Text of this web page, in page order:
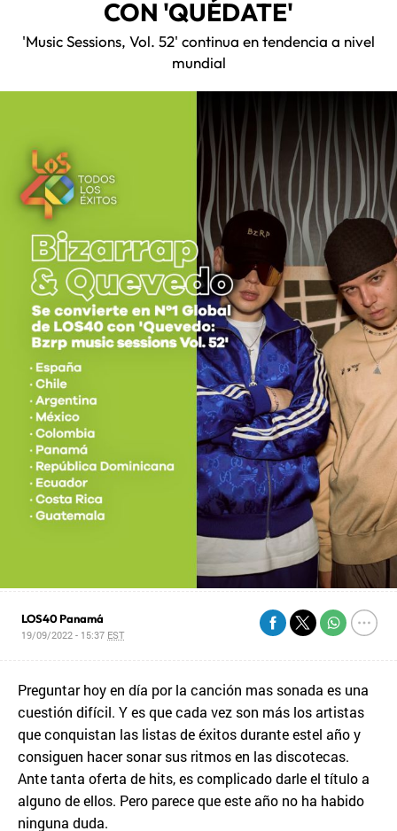
CON 'QUÉDATE'
'Music Sessions, Vol. 52' continua en tendencia a nivel
mundial
LOS40 Panamá
19/09/2022 - 15:37 EST
Preguntar hoy en día por la canción mas sonada es una
cuestión difícil. Y es que cada vez son más los artistas
que conquistan las listas de éxitos durante estel año y
consiguen hacer sonar sus ritmos en las discotecas.
Ante tanta oferta de hits, es complicado darle el título a
alguno de ellos. Pero parece que este año no ha habido
ninguna duda.